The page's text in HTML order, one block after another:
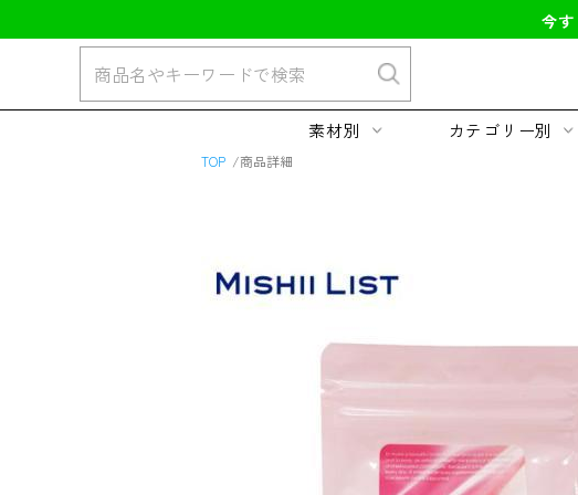
今
素材別 カテゴリー別
TOP 商品詳細